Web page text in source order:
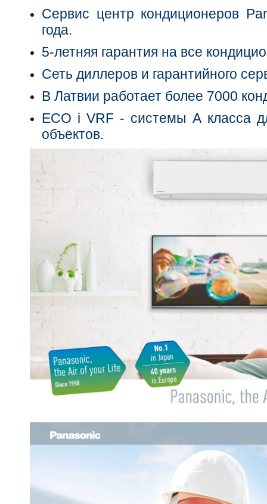
Сервис центр кондиционеров
года.
5-летняя гарантия на все
Сеть диллеров и гарантийного
В Латвии работает более 7000
ECO i VRF - системы А класса
объектов.